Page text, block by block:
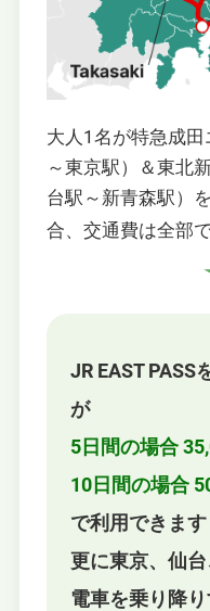
大人1名が特急成
～東京駅）＆東北
台駅～新青森駅）
合、交通費は全部
JR EAST PASS
が
5日間の場合
10日間の場合
で利用できます
更に東京、仙
電車を乗り降り